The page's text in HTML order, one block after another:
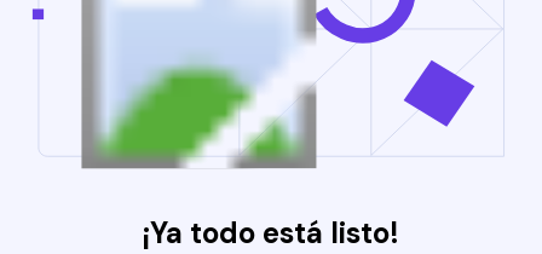
¡Ya todo está listo!